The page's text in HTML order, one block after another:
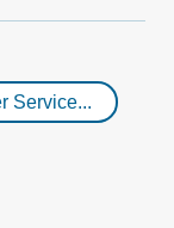
Service...